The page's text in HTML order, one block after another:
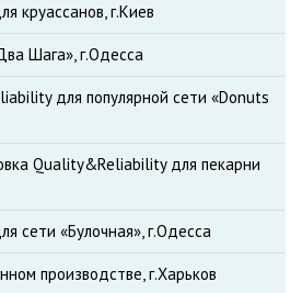
круассанов, г.Киев
Шага», г.Одесса
для популярной сети «Donuts
Quality&Reliability для пекарни
сети «Булочная», г.Одесса
производстве, г.Харьков